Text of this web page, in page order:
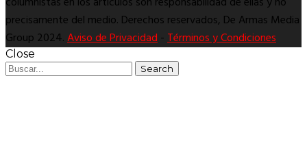
precisamente del medio. Derechos reservados, De Armas Media
Group 2024.Aviso de Privacidad-Términos y Condiciones
Close